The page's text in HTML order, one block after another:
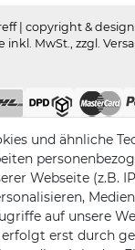
| copyright &
inkl. MwSt., zzgl.
und ähnliche
Webseite (z.B.
auf unsere
erst durch